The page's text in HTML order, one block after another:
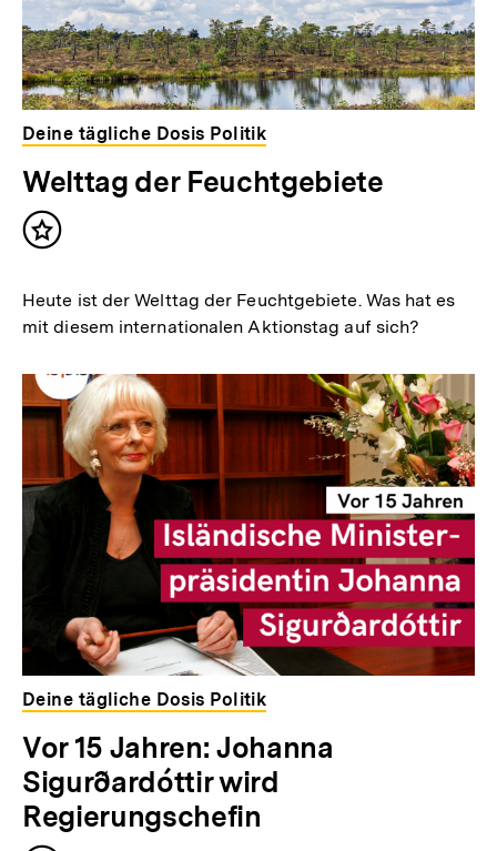
Deine tägliche Dosis Politik
Welttag der Feuchtgebiete
Inhalt
Heute ist der Welttag der Feuchtgebiete. Was hat es
mit diesem internationalen Aktionstag auf sich?
Deine tägliche Dosis Politik
Vor 15 Jahren: Johanna
Sigurðardóttir wird
Regierungschefin